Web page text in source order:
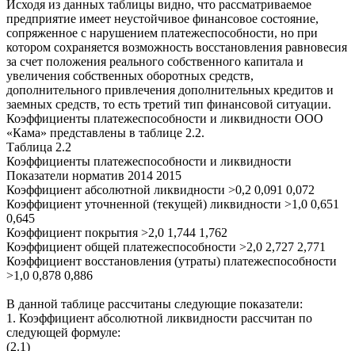
Исходя из данных таблицы видно, что рассматриваемое
предприятие имеет неустойчивое финансовое состояние,
сопряженное с нарушением платежеспособности, но при
котором сохраняется возможность восстановления равновесия
за счет положения реального собственного капитала и
увеличения собственных оборотных средств,
дополнительного привлечения дополнительных кредитов и
заемных средств, то есть третий тип финансовой ситуации.
Коэффициенты платежеспособности и ликвидности ООО
«Кама» представлены в таблице 2.2.
Таблица 2.2
Коэффициенты платежеспособности и ликвидности
Показатели норматив 2014 2015
Коэффициент абсолютной ликвидности >0,2 0,091 0,072
Коэффициент уточненной (текущей) ликвидности >1,0 0,651
0,645
Коэффициент покрытия >2,0 1,744 1,762
Коэффициент общей платежеспособности >2,0 2,727 2,771
Коэффициент восстановления (утраты) платежеспособности
>1,0 0,878 0,886
В данной таблице рассчитаны следующие показатели:
1. Коэффициент абсолютной ликвидности рассчитан по
следующей формуле:
(2.1)